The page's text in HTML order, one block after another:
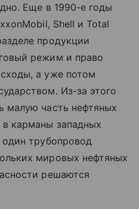
Еще в 1990-е годы
Shell и Total
продукции
режим и право
а уже потом
Из-за этого
малую часть нефтяных
карманы западных
один трубопровод
мировых нефтяных
решаются